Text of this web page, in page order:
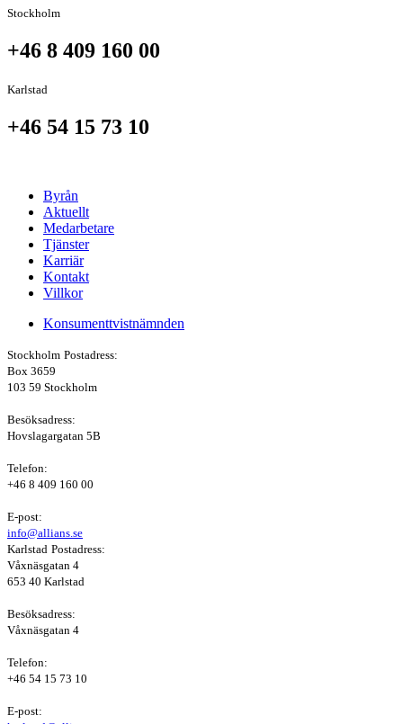
Stockholm
+46 8 409 160 00
Karlstad
+46 54 15 73 10
Byrån
Aktuellt
Medarbetare
Tjänster
Karriär
Kontakt
Villkor
Konsumenttvistnämnden
Stockholm Postadress:
Box 3659
103 59 Stockholm
Besöksadress:
Hovslagargatan 5B
Telefon:
+46 8 409 160 00
E-post:
info@allians.se
Karlstad Postadress:
Våxnäsgatan 4
653 40 Karlstad
Besöksadress:
Våxnäsgatan 4
Telefon:
+46 54 15 73 10
E-post: